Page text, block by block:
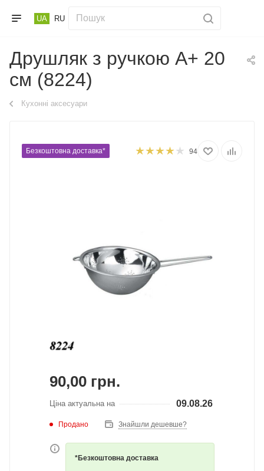
UA RU
Друшляк з ручкою А+ 20
см (8224)
Кухонні аксесуари
Безкоштовна доставка* 94
90,00 грн.
Ціна актуальна на 09.08.26
Продано Знайшли дешевше?
*Безкоштовна доставка